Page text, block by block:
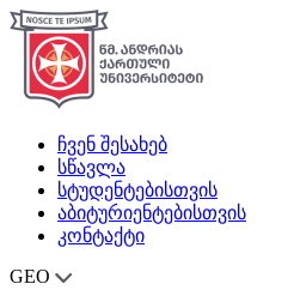
ჩვენ შესახებ
სწავლა
სტუდენტებისთვის
აბიტურიენტებისთვის
კონტაქტი
GEO